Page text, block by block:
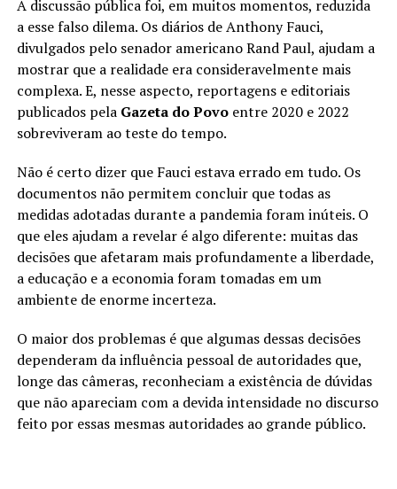
A discussão pública foi, em muitos momentos, reduzida
a esse falso dilema. Os diários de Anthony Fauci,
divulgados pelo senador americano Rand Paul, ajudam a
mostrar que a realidade era consideravelmente mais
complexa. E, nesse aspecto, reportagens e editoriais
publicados pela Gazeta do Povoentre 2020 e 2022
sobreviveram ao teste do tempo.
Não é certo dizer que Fauci estava errado em tudo. Os
documentos não permitem concluir que todas as
medidas adotadas durante a pandemia foram inúteis. O
que eles ajudam a revelar é algo diferente: muitas das
decisões que afetaram mais profundamente a liberdade,
a educação e a economia foram tomadas em um
ambiente de enorme incerteza.
O maior dos problemas é que algumas dessas decisões
dependeram da influência pessoal de autoridades que,
longe das câmeras, reconheciam a existência de dúvidas
que não apareciam com a devida intensidade no discurso
feito por essas mesmas autoridades ao grande público.